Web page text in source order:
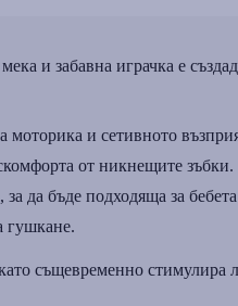
и забавна играчка е
и сетивното
от никнещите зъбки.
да бъде подходяща за
гушкане.
същевременно